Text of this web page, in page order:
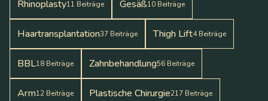
Rhinoplasty11 Beiträge Gesäß10 Beiträge
Haartransplantation37 Beiträge Thigh Lift4 Beiträge
BBL18 Beiträge Zahnbehandlung56 Beiträge
Arm12 Beiträge Plastische Chirurgie217 Beiträge